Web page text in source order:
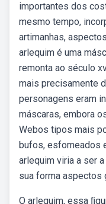
importantes dos
mesmo tempo,
artimanhas,
arlequim é uma
remonta ao século
mais precisamente
personagens eram
máscaras, embora
Webos tipos mais
bufos, esfomeados
arlequim viria a ser
sua forma aspectos
O arlequim, essa